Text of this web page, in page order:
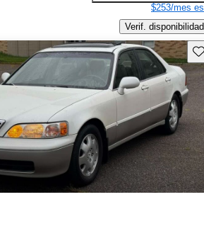
$253/mes
Verif. disponibilidad